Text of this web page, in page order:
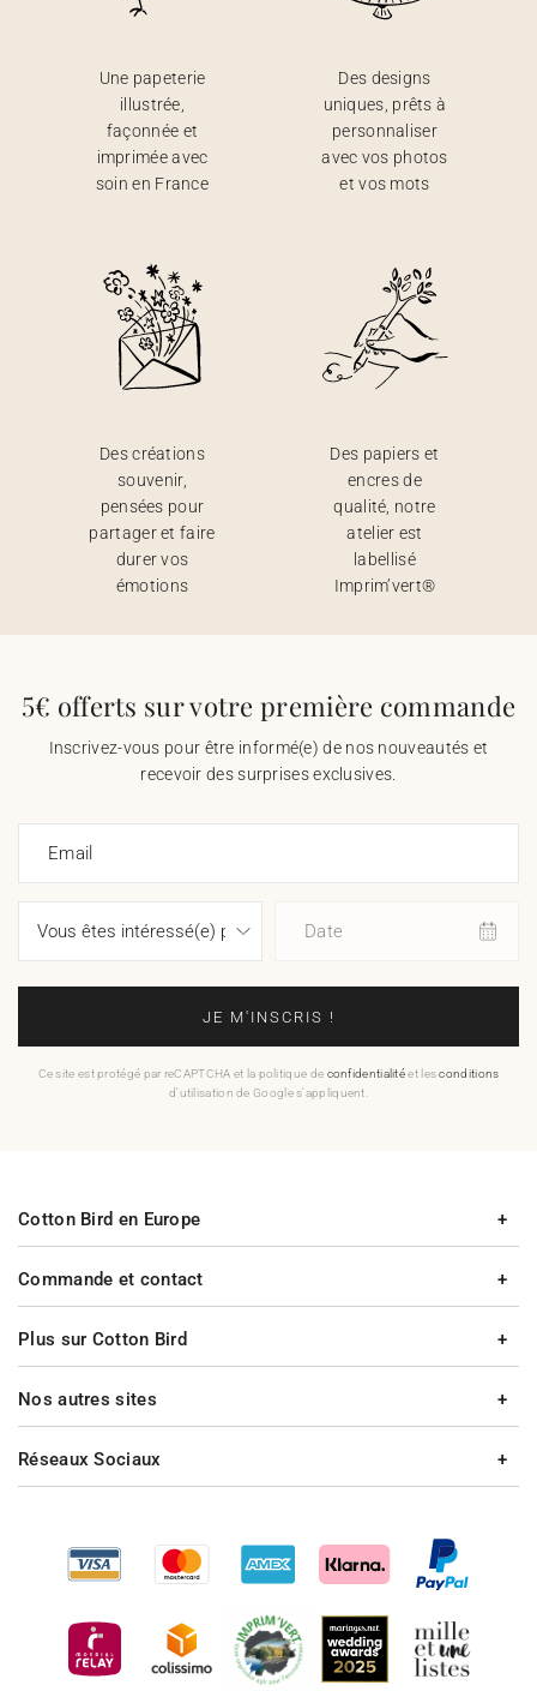
Une papeterie
illustrée,
façonnée et
imprimée avec
soin en France
Des designs
uniques, prêts à
personnaliser
avec vos photos
et vos mots
Des créations
souvenir,
pensées pour
partager et faire
durer vos
émotions
Des papiers et
encres de
qualité, notre
atelier est
labellisé
Imprim’vert®
5€ offerts sur votre première commande
Inscrivez-vous pour être informé(e) de nos nouveautés et
recevoir des surprises exclusives.
Email
Date
JE M'INSCRIS !
Ce site est protégé par reCAPTCHA et la politique de confidentialitéet lesconditions
d'utilisation de Google s'appliquent.
Commande et contact
Plus sur Cotton Bird
Cotton Bird en Europe
Nos autres sites
Réseaux Sociaux